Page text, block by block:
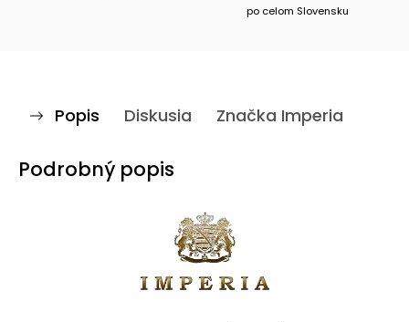
po celom Slovensku
Popis Diskusia Značka Imperia
Podrobný popis